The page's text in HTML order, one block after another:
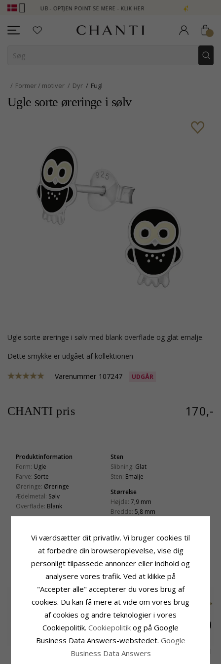
CLUB - OPTJEN POINT SE MERE - KLIK HER NEW COLLECTION |
Former / motiver Dyr Fugl
Ugle sorte øreringe i sølv
ugle sorte øreringe i sølv med blank overflade og glat emalje.
Dette smykke er udgået af kollektionen
Varenummer 107247 UDGÅR
CHANTI pris 170,-
Produktinformation
Form: Ugle
Farve: Sorte
Øreringe: Øreringe
Ædelmetal: Sølv
Overflade: Blank
Sten
Slibning: Glat
Sten: Emalje
Størrelse
Højde: 7,9 mm
Bredde: 5,8 mm
Leveringstid:2-3 Hverdage
KUNDER DER HAR KØBT DENNE HAR
OGSÁ KØBT
Panda øreringe i sølv
Vi værdsætter dit privatliv. Vi bruger cookies til
at forbedre din browseroplevelse, vise dig
personligt tilpassede annoncer eller indhold og
analysere vores trafik. Ved at klikke på
"Accepter alle" accepterer du vores brug af
cookies. Du kan få mere at vide om vores brug
af cookies og andre teknologier i vores
Cookiepolitik. Cookiepolitik og på Google
Business Data Answers-webstedet. Google
Business Data Answers